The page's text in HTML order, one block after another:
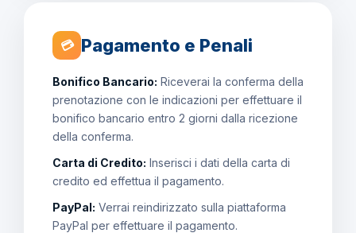
💳 Pagamento e Penali
Bonifico Bancario: Riceverai la conferma della
prenotazione con le indicazioni per effettuare il
bonifico bancario entro 2 giorni dalla ricezione
della conferma.
Carta di Credito: Inserisci i dati della carta di
credito ed effettua il pagamento.
PayPal: Verrai reindirizzato sulla piattaforma
PayPal per effettuare il pagamento.